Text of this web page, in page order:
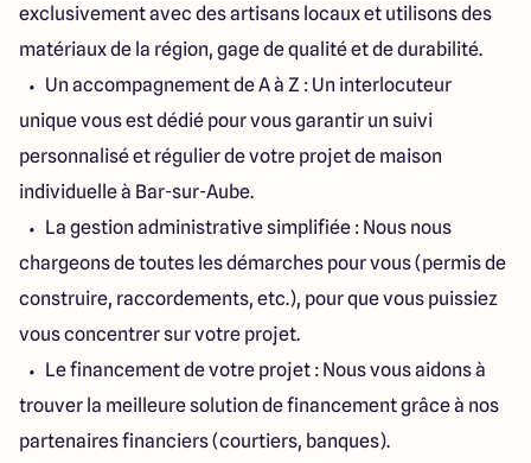
exclusivement avec des artisans locaux et utilisons des
matériaux de la région, gage de qualité et de durabilité.
Un accompagnement de A à Z : Un interlocuteur
unique vous est dédié pour vous garantir un suivi
personnalisé et régulier de votre projet de maison
individuelle à Bar-sur-Aube.
La gestion administrative simplifiée : Nous nous
chargeons de toutes les démarches pour vous (permis de
construire, raccordements, etc.), pour que vous puissiez
vous concentrer sur votre projet.
Le financement de votre projet : Nous vous aidons à
trouver la meilleure solution de financement grâce à nos
partenaires financiers (courtiers, banques).